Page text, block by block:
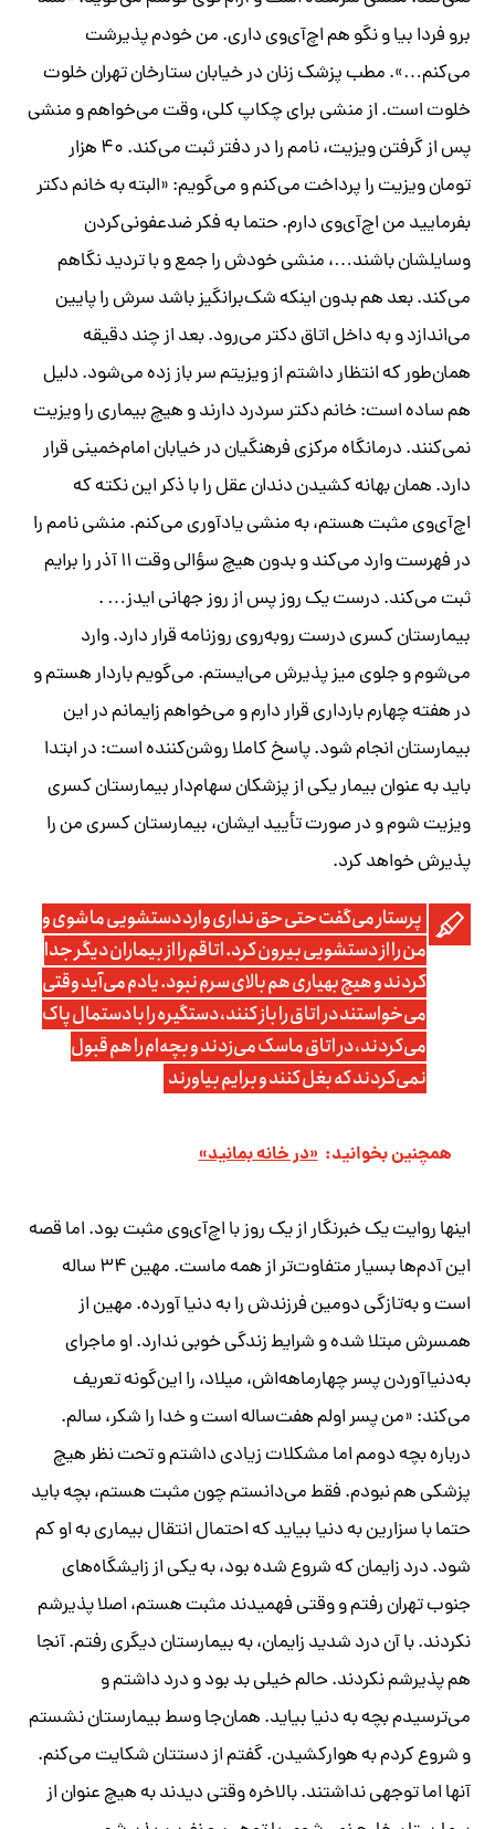
برو فردا بیا و نگو هم اچ‌آی‌وی داری. من خودم پذیرشت
می‌کنم…». مطب پزشک زنان در خیابان ستارخان تهران خلوت
خلوت است. از منشی برای چکاپ کلی، وقت می‌خواهم و منشی
پس از گرفتن ویزیت، نامم را در دفتر ثبت می‌کند. ۴۰ هزار
تومان ویزیت را پرداخت می‌کنم و می‌گویم: «البته به خانم دکتر
بفرمایید من اچ‌آی‌وی دارم. حتما به فکر ضدعفونی‌کردن
وسایلشان باشند…، منشی خودش را جمع و با تردید نگاهم
می‌کند. بعد هم بدون اینکه شک‌برانگیز باشد سرش را پایین
می‌اندازد و به داخل اتاق دکتر می‌رود. بعد از چند دقیقه
همان‌طور که انتظار داشتم از ویزیتم سر باز زده می‌شود. دلیل
هم ساده است: خانم دکتر سردرد دارند و هیچ بیماری را ویزیت
نمی‌کنند.درمانگاه مرکزی فرهنگیان در خیابان امام‌خمینی قرار
دارد. همان بهانه کشیدن دندان عقل را با ذکر این نکته که
اچ‌آی‌وی مثبت هستم، به منشی یادآوری می‌کنم. منشی نامم را
در فهرست وارد می‌کند و بدون هیچ سؤالی وقت ۱۱ آذر را برایم
ثبت می‌کند. درست یک روز پس از روز جهانی ایدز… .
بیمارستان کسری درست روبه‌روی روزنامه قرار دارد. وارد
می‌شوم و جلوی میز پذیرش می‌ایستم. می‌گویم باردار هستم و
در هفته چهارم بارداری قرار دارم و می‌خواهم زایمانم در این
بیمارستان انجام شود. پاسخ کاملا روشن‌کننده است: در ابتدا
باید به عنوان بیمار یکی از پزشکان سهام‌دار بیمارستان کسری
ویزیت شوم و در صورت تأیید ایشان، بیمارستان کسری من را
پذیرش خواهد کرد.
پرستار می‌گفت حتی حق نداری وارد دستشویی ما شوی و
من را از دستشویی بیرون کرد. اتاقم را از بیماران دیگر جدا
کردند و هیچ بهیاری هم بالای سرم نبود. یادم می‌آید وقتی
می‌خواستند در اتاق را باز کنند، دستگیره را با دستمال پاک
می‌کردند، در اتاق ماسک می‌زدند و بچه‌ام را هم قبول
نمی‌کردند که بغل کنند و برایم بیاورند
همچنین بخوانید: «در خانه بمانید»
اینها روایت یک خبرنگار از یک روز با اچ‌آی‌وی مثبت بود. اما قصه
این آدم‌ها بسیار متفاوت‌تر از همه ماست. مهین ۳۴ ساله
است و به‌تازگی دومین فرزندش را به دنیا آورده. مهین از
همسرش مبتلا شده و شرایط زندگی خوبی ندارد. او ماجرای
به‌دنیا‌آوردن پسر چهارماهه‌اش، میلاد، را این‌گونه تعریف
می‌کند: «من پسر اولم هفت‌ساله است و خدا را شکر، سالم.
درباره بچه دومم اما مشکلات زیادی داشتم و تحت نظر هیچ
پزشکی هم نبودم. فقط می‌دانستم چون مثبت هستم، بچه باید
حتما با سزارین به دنیا بیاید که احتمال انتقال بیماری به او کم
شود. درد زایمان که شروع شده بود، به یکی از زایشگاه‌های
جنوب تهران رفتم و وقتی فهمیدند مثبت هستم، اصلا پذیرشم
نکردند. با آن درد شدید زایمان، به بیمارستان دیگری رفتم. آنجا
هم پذیرشم نکردند. حالم خیلی بد بود و درد داشتم و
می‌ترسیدم بچه به دنیا بیاید. همان‌جا وسط بیمارستان نشستم
و شروع کردم به هوارکشیدن. گفتم از دستتان شکایت می‌کنم.
آنها اما توجهی نداشتند. بالاخره وقتی دیدند به هیچ عنوان از